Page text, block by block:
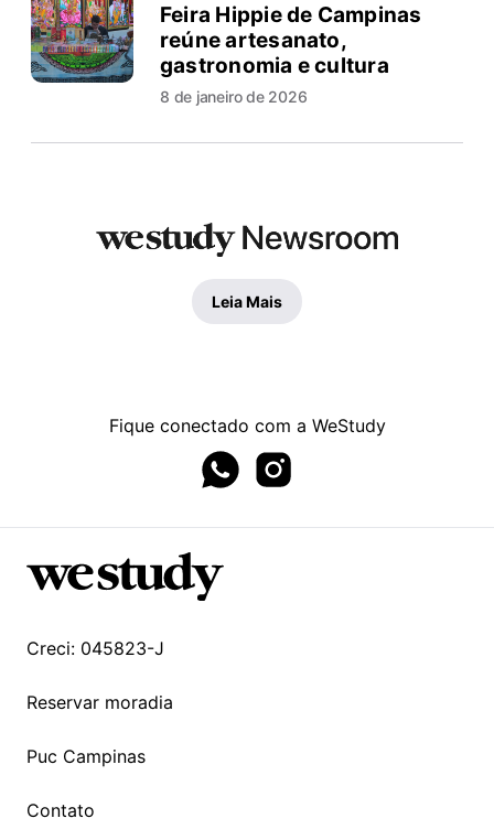
Feira Hippie de Campinas
reúne artesanato,
gastronomia e cultura
8 de janeiro de 2026
Leia Mais
Fique conectado com a WeStudy
Creci: 045823-J
Reservar moradia
Puc Campinas
Contato